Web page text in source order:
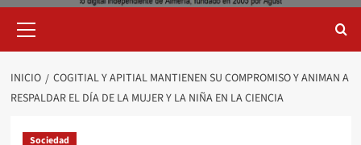
primario
INICIO
COGITIAL Y APITIAL MANTIENEN SU COMPROMISO Y ANIMAN A
RESPALDAR EL DÍA DE LA MUJER Y LA NIÑA EN LA CIENCIA
Sociedad